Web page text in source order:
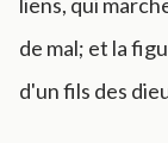
de mal; et la
d'un fils des